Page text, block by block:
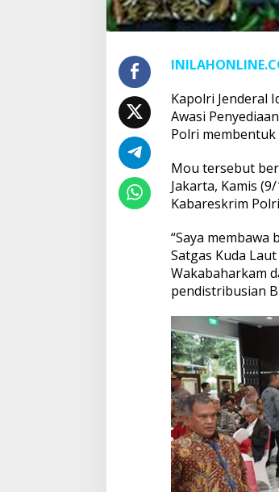
Kapolri Jenderal
Awasi
Polri
Mou tersebut
Jakarta, Kamis
Kabareskrim
“Saya
Satgas Kuda
Wakabaharkam
pendistribusian